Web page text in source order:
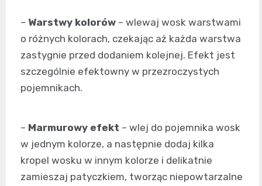
– Warstwy kolorów – wlewaj wosk warstwami
o różnych kolorach, czekając aż każda warstwa
zastygnie przed dodaniem kolejnej. Efekt jest
szczególnie efektowny w przezroczystych
pojemnikach.
– Marmurowy efekt – wlej do pojemnika wosk
w jednym kolorze, a następnie dodaj kilka
kropel wosku w innym kolorze i delikatnie
zamieszaj patyczkiem, tworząc niepowtarzalne